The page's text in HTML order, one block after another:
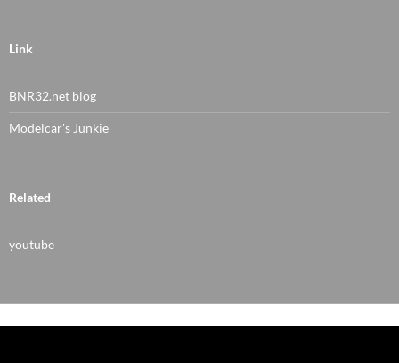
Link
BNR32.net blog
Modelcar's Junkie
Related
youtube